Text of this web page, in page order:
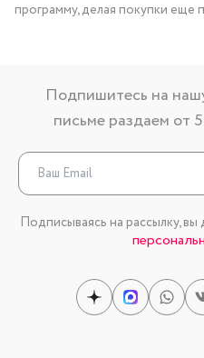
программу, делая покупки еще
Подпишитесь на
письме раздаем от
Подписываясь на рассылку, вы